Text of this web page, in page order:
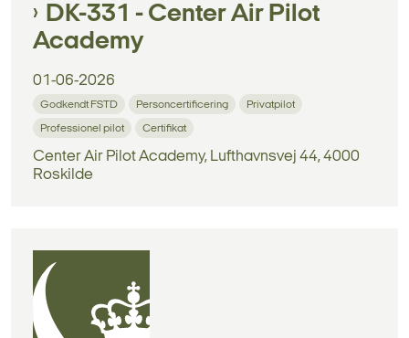
DK-331 - Center Air Pilot
Academy
01-06-2026
Godkendt FSTD Personcertificering Privatpilot
Professionel pilot Certifikat
Center Air Pilot Academy, Lufthavnsvej 44, 4000
Roskilde